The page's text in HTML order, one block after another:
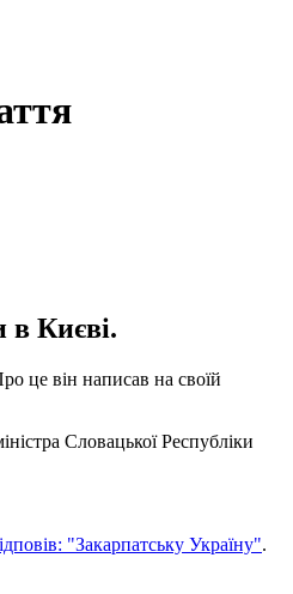
в Києві.
це він написав на своїй
Словацької Республіки
"Закарпатську Україну".